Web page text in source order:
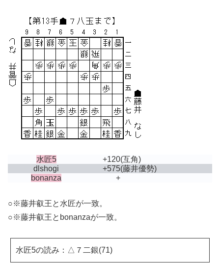
水匠5 +120(互角)
dlshogi
+575(藤井優勢)
bonanza
+
○※藤井叡王と水匠が一致。
○※藤井叡王とbonanzaが一致。
水匠5の読み：△７二銀(71)